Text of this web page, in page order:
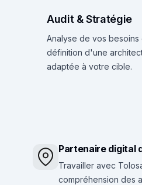
Audit & Stratégie
Analyse de vos besoins
définition d'une
adaptée à votre cible.
Partenaire digital
Travailler avec
compréhension des